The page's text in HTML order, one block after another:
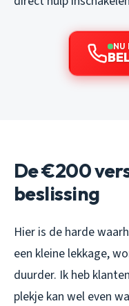
NU
De €200
beslissing
Hier is de harde
een kleine lekkage,
duurder. Ik heb
plekje kan wel even